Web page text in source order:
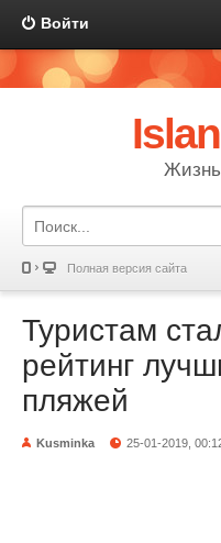
Войти
Жизнь
Полная версия сайта
Туристам
рейтинг
пляжей
Kusminka 25-01-2019,